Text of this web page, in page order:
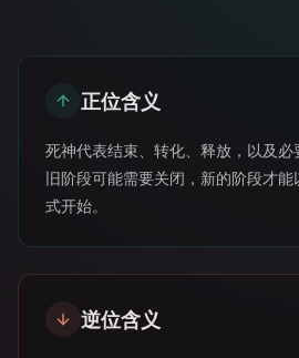
正位含义
死神代表结束、转化、释放，以及
旧阶段可能需要关闭，新的阶段才
式开始。
逆位含义